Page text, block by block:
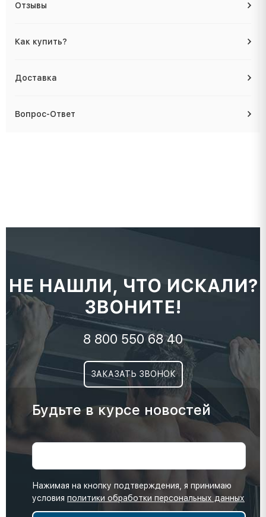
Отзывы
Как купить?
Доставка
Вопрос-Ответ
НЕ НАШЛИ, ЧТО ИСКАЛИ?
ЗВОНИТЕ!
8 800 550 68 40
ЗАКАЗАТЬ ЗВОНОК
Будьте в курсе новостей
Нажимая на кнопку подтверждения, я принимаю
условия политики обработки персональных данных